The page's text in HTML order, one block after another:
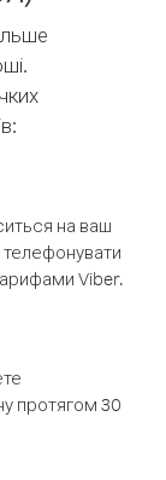
на ваш
Viber.
протягом 30